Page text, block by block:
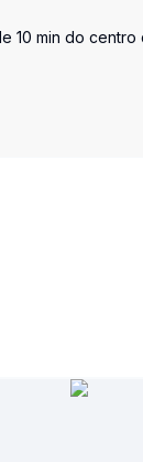
10 min do centro